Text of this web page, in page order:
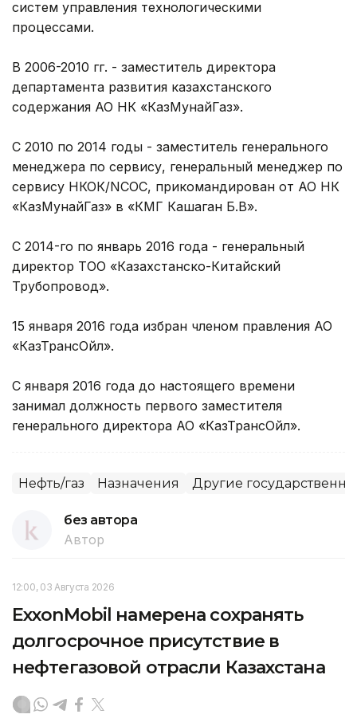
систем управления технологическими
процессами.
В 2006-2010 гг. - заместитель директора
департамента развития казахстанского
содержания АО НК «КазМунайГаз».
С 2010 по 2014 годы - заместитель генерального
менеджера по сервису, генеральный менеджер по
сервису НКОК/NCOC, прикомандирован от АО НК
«КазМунайГаз» в «КМГ Кашаган Б.В».
С 2014-го по январь 2016 года - генеральный
директор ТОО «Казахстанско-Китайский
Трубопровод».
15 января 2016 года избран членом правления АО
«КазТрансОйл».
С января 2016 года до настоящего времени
занимал должность первого заместителя
генерального директора АО «КазТрансОйл».
Нефть/газ Назначения Другие
без автора
Автор
12:00, 03 Августа 2026
ExxonMobil намерена сохранять
долгосрочное присутствие в
нефтегазовой отрасли Казахстана